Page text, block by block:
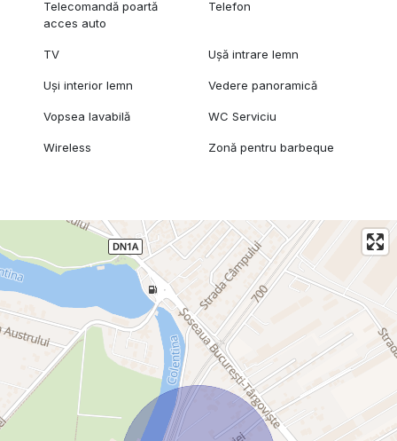
Telecomandă poartă
acces auto
Telefon
TV Ușă intrare lemn
Uși interior lemn Vedere panoramică
Vopsea lavabilă WC Serviciu
Wireless Zonă pentru barbeque